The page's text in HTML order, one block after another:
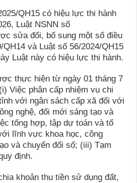
QH15 có hiệu lực thi hành
Luật NSNN số
sửa đổi, bổ sung một số điều
QH14 và Luật số 56/2024/QH15
Luật này có hiệu lực thi hành.
thực hiện từ ngày 01 tháng 7
Việc phân cấp nhiệm vụ chi
với ngân sách cấp xã đối với
nghệ, đổi mới sáng tạo và
tổng hợp, lập dự toán và tổ
lĩnh vực khoa học, công
và chuyển đổi số; (iii) Tạm
định.
khoản thu tiền sử dụng đất,